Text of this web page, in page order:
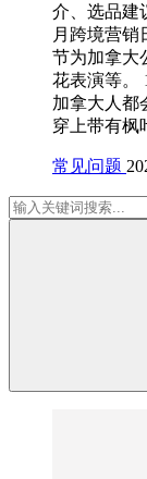
介、选品建
月跨境营销
节为加拿大
花表演等。
加拿大人都
穿上带有枫
常见问题